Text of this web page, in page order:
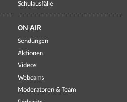
Schulausfälle
ON AIR
Sendungen
Aktionen
Videos
Webcams
Moderatoren & Team